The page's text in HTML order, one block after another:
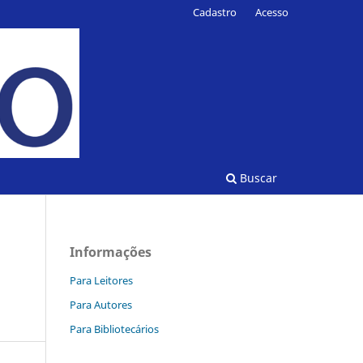
Buscar
Cadastro Acesso
Informações
Para Leitores
Para Autores
Para Bibliotecários